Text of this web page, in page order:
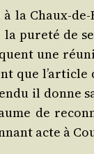
à la Chaux-
pure­té de
une
que
il donne
de
acte à